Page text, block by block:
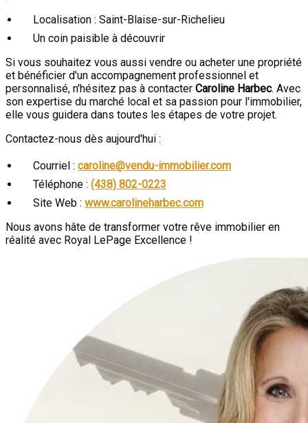
Localisation : Saint-Blaise-sur-Richelieu
Un coin paisible à découvrir
Si vous souhaitez vous aussi vendre ou acheter une propriété
et bénéficier d'un accompagnement professionnel et
personnalisé, n'hésitez pas à contacter Caroline Harbec. Avec
son expertise du marché local et sa passion pour l'immobilier,
elle vous guidera dans toutes les étapes de votre projet.
Contactez-nous dès aujourd'hui :
Courriel : caroline@vendu-immobilier.com
Téléphone : (438) 802-0223
Site Web : www.carolineharbec.com
Nous avons hâte de transformer votre rêve immobilier en
réalité avec Royal LePage Excellence !